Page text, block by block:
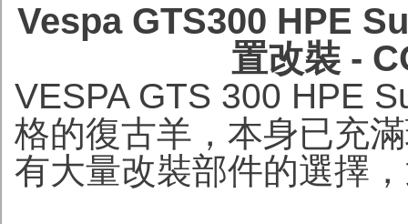
Vespa GTS300 HPE
置改裝 -
VESPA GTS 300 HPE
格的復古羊，本身已充
有大量改裝部件的選擇